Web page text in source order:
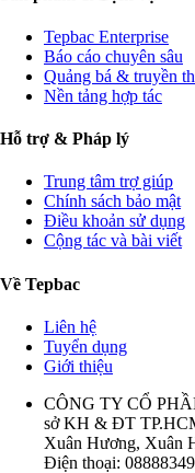
Tepbac Enterprise
Báo cáo chuyên sâu
Quảng bá & truyền
Nền tảng hợp tác
Hỗ trợ & Pháp lý
Trung tâm trợ giúp
Chính sách bảo mật
Điều khoản sử dụng
Cộng tác và bài viết
Về Tepbac
Liên hệ
Tuyển dụng
Giới thiệu
CÔNG TY CỔ
sở KH & ĐT
Xuân Hương, Xuân
Điện thoại: